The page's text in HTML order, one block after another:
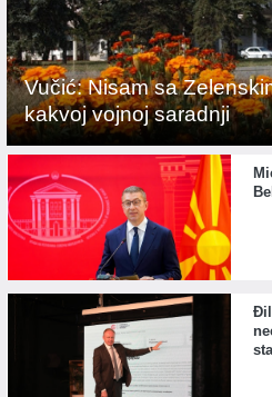
Vučić: Nisam sa
kakvoj vojnoj saradnji